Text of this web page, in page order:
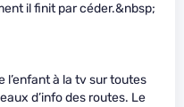
il finit par céder.&nbsp;
l’enfant à la tv sur toutes
d’info des routes. Le